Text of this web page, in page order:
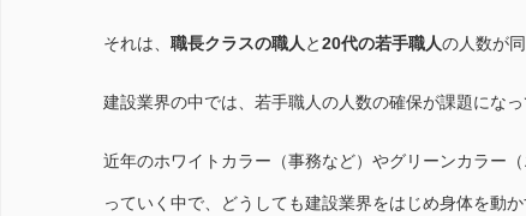
それは、 職長クラスの職人 と20代の若手職人の人数が
建設業界の中では、若手職人の人数の確保が課題になっ
近年のホワイトカラー（事務など）やグリーンカラー
っていく中で、どうしても建設業界をはじめ身体を動